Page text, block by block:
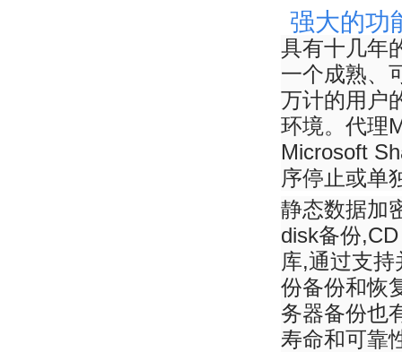
强大的功
具有十几年
一个成熟、
万计的用户
环境。代理
Microsoft
序停止或单
静态数据加
disk备份
库,通过支
份备份和恢
务器备份也
寿命和可靠